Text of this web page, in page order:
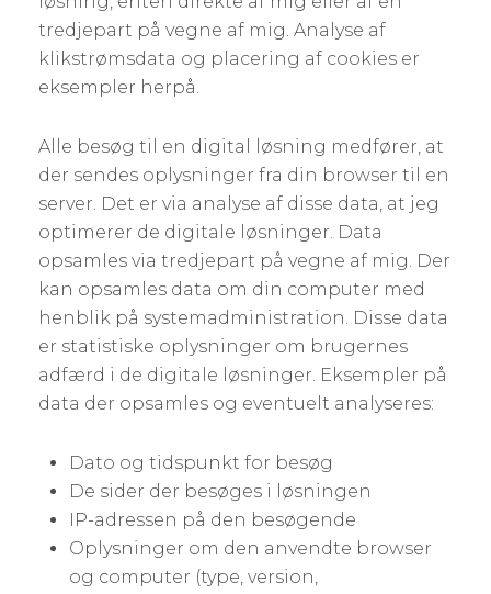
tredjepart på vegne af mig. Analyse af
klikstrømsdata og placering af cookies er
eksempler herpå.
Alle besøg til en digital løsning medfører, at
der sendes oplysninger fra din browser til en
server. Det er via analyse af disse data, at jeg
optimerer de digitale løsninger. Data
opsamles via tredjepart på vegne af mig. Der
kan opsamles data om din computer med
henblik på systemadministration. Disse data
er statistiske oplysninger om brugernes
adfærd i de digitale løsninger. Eksempler på
data der opsamles og eventuelt analyseres:
Dato og tidspunkt for besøg
De sider der besøges i løsningen
IP-adressen på den besøgende
Oplysninger om den anvendte browser
og computer (type, version,